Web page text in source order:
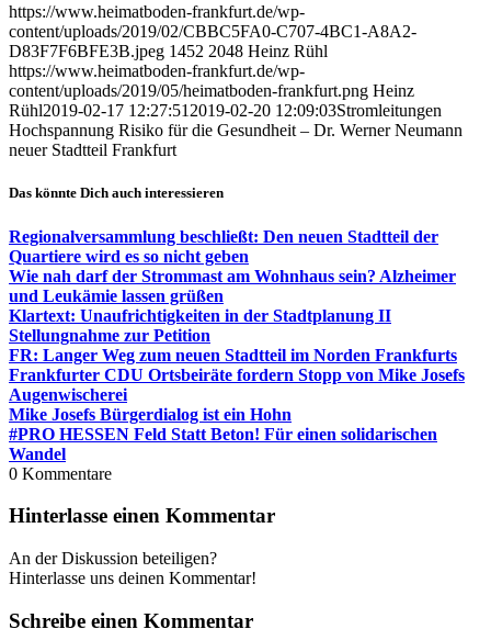
https://www.heimatboden-frankfurt.de/wp-
content/uploads/2019/02/CBBC5FA0-C707-4BC1-A8A2-
D83F7F6BFE3B.jpeg 1452 2048 Heinz Rühl
https://www.heimatboden-frankfurt.de/wp-
content/uploads/2019/05/heimatboden-frankfurt.png Heinz
Rühl2019-02-17 12:27:51 2019-02-20 12:09:03Stromleitungen
Hochspannung Risiko für die Gesundheit – Dr. Werner Neumann
neuer Stadtteil Frankfurt
Das könnte Dich auch interessieren
Regionalversammlung beschließt: Den neuen Stadtteil der
Quartiere wird es so nicht geben
Wie nah darf der Strommast am Wohnhaus sein? Alzheimer
und Leukämie lassen grüßen
Klartext: Unaufrichtigkeiten in der Stadtplanung II
Stellungnahme zur Petition
FR: Langer Weg zum neuen Stadtteil im Norden Frankfurts
Frankfurter CDU Ortsbeiräte fordern Stopp von Mike Josefs
Augenwischerei
Mike Josefs Bürgerdialog ist ein Hohn
#PRO HESSEN Feld Statt Beton! Für einen solidarischen
Wandel
0 Kommentare
Hinterlasse einen Kommentar
An der Diskussion beteiligen?
Hinterlasse uns deinen Kommentar!
Schreibe einen Kommentar